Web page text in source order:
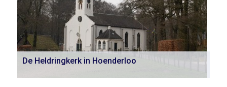
De Heldringkerk in Hoenderloo